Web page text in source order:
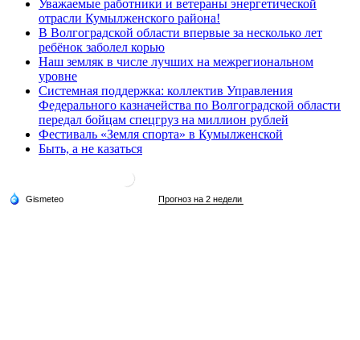
Уважаемые работники и ветераны энергетической
отрасли Кумылженского района!
В Волгоградской области впервые за несколько лет
ребёнок заболел корью
Наш земляк в числе лучших на межрегиональном
уровне
Системная поддержка: коллектив Управления
Федерального казначейства по Волгоградской области
передал бойцам спецгруз на миллион рублей
Фестиваль «Земля спорта» в Кумылженской
Быть, а не казаться